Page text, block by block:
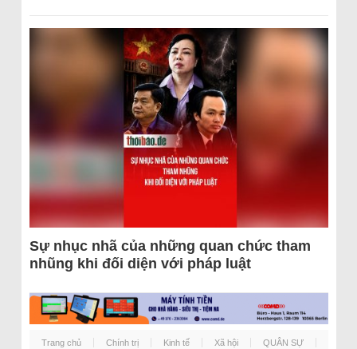
Sự nhục nhã của những quan chức tham
nhũng khi đối diện với pháp luật
Trang chủ Chính trị Kinh tế Xã hội QUÂN SỰ